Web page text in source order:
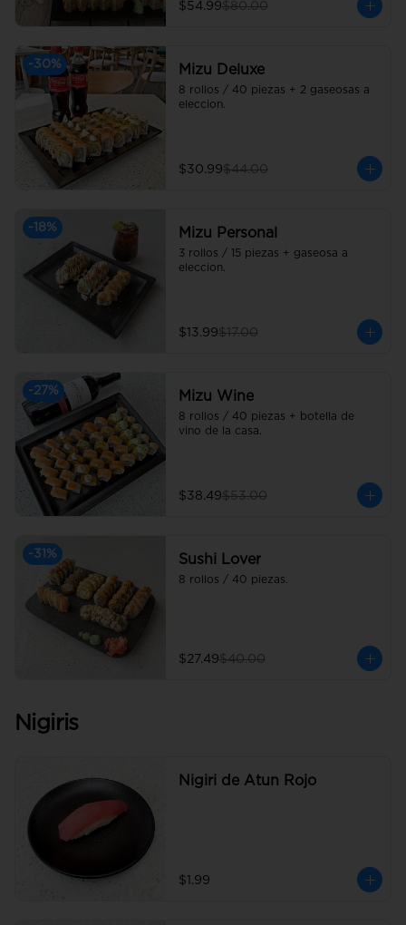
$54.99$80.00
-30% Mizu Deluxe
8 rollos / 40 piezas + 2 gaseosas a
eleccion.
$30.99$44.00
-18% Mizu Personal
3 rollos / 15 piezas + gaseosa a
eleccion.
$13.99$17.00
-27% Mizu Wine
8 rollos / 40 piezas + botella de
vino de la casa.
$38.49$53.00
-31 % Sushi Lover
8 rollos / 40 piezas.
$27.49$40.00
Nigiris
Nigiri de Atun Rojo
$1.99